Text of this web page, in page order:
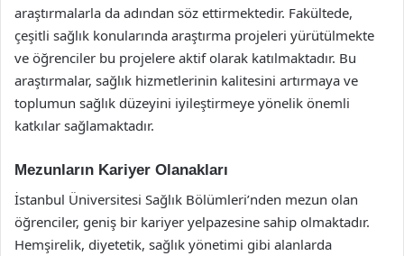
araştırmalarla da adından söz ettirmektedir. Fakültede,
çeşitli sağlık konularında araştırma projeleri yürütülmekte
ve öğrenciler bu projelere aktif olarak katılmaktadır. Bu
araştırmalar, sağlık hizmetlerinin kalitesini artırmaya ve
toplumun sağlık düzeyini iyileştirmeye yönelik önemli
katkılar sağlamaktadır.
Mezunların Kariyer Olanakları
İstanbul Üniversitesi Sağlık Bölümleri’nden mezun olan
öğrenciler, geniş bir kariyer yelpazesine sahip olmaktadır.
Hemşirelik, diyetetik, sağlık yönetimi gibi alanlarda